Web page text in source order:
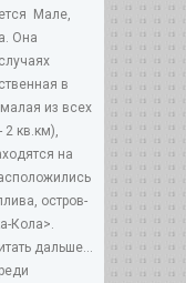
Мале,
Она
в
из всех
кв.км),
на
остров-
Кола>.
дальше...